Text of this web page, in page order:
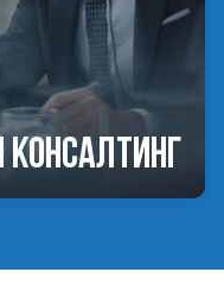
консалтинг